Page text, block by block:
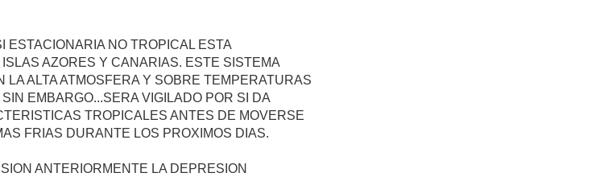
ESTACIONARIA NO TROPICAL ESTA
AZORES Y CANARIAS. ESTE SISTEMA
LA ALTA ATMOSFERA Y SOBRE TEMPERATURAS
EMBARGO...SERA VIGILADO POR SI DA
TROPICALES ANTES DE MOVERSE
FRIAS DURANTE LOS PROXIMOS DIAS.
ANTERIORMENTE LA DEPRESION